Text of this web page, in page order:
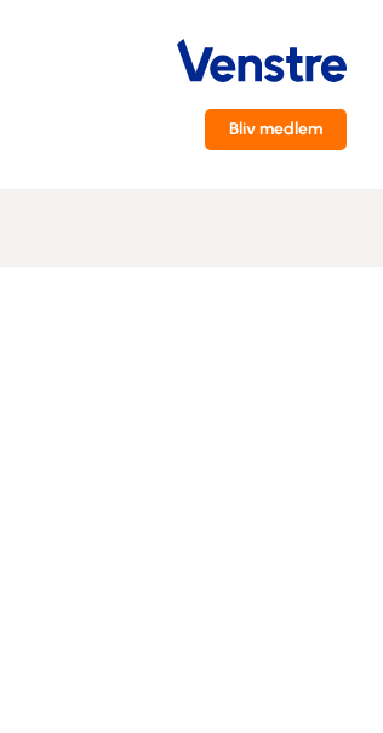
Bliv medlem